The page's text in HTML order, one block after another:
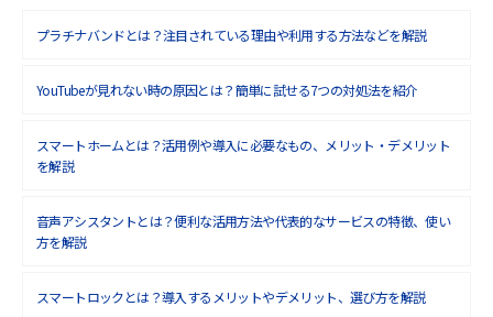
2018年7月(6)
2018年6月(6)
2018年4月(7)
2018年2月(6)
プラチナバンドとは？注目されている理由や利用する方法などを解説
YouTubeが見れない時の原因とは？簡単に試せる7つの対処法を紹介
スマートホームとは？活用例や導入に必要なもの、メリット・デメリット
を解説
音声アシスタントとは？便利な活用方法や代表的なサービスの特徴、使い
方を解説
スマートロックとは？導入するメリットやデメリット、選び方を解説